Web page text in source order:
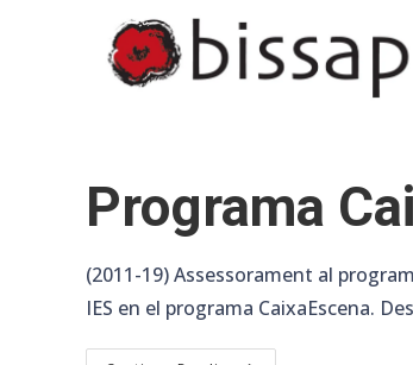
Programa
(2011-19) Assessorament al
IES en el programa CaixaEscena.